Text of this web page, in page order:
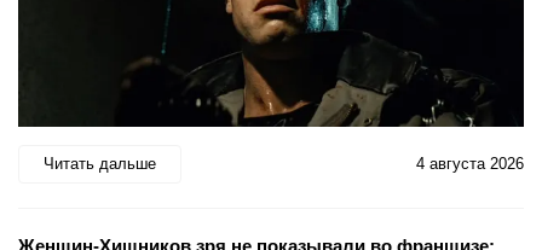
Читать дальше 4 августа 2026
Женщин-Хищников зря не показывали во франшизе: